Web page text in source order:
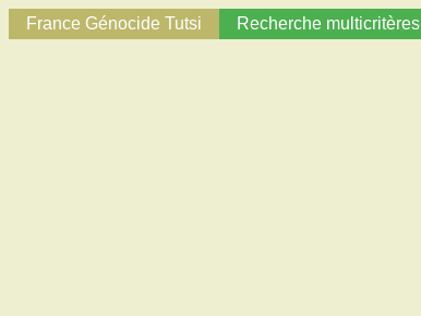
France Génocide Tutsi Recherche multicritères